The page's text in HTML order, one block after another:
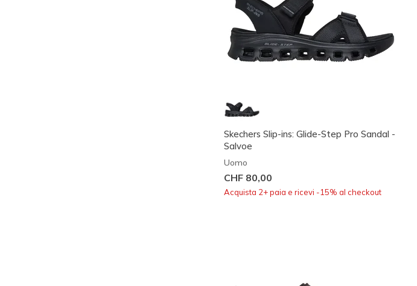
Skechers Slip-ins: Glide-Step Pro Sandal -
Salvoe
Uomo
CHF 80,00
Acquista 2+ paia e ricevi -15% al checkout